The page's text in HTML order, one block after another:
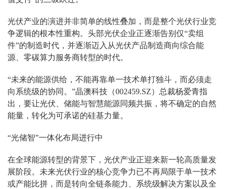
光伏产业的演进并非简单的线性叠加，而是整个光伏行业竞
争逻辑的根本性重构。头部光伏企业正逐渐告别仅“卖组
件”的制造时代，并逐渐迈入从光伏产品制造商向综合能
源、零碳算力服务商转型的时代。
“未来的能源供给，不能再靠单一技术单打独斗，而必须走
向系统级的协同。”晶澳科技（002459.SZ）总裁杨爱青指
出，要让光伏、储能与智慧能源同频共振，将不确定的自然
能量，转化为可承诺的硅基力量。
“光储智”一体化布局进行中
在全球能源转型的背景下，光伏产业正迎来新一轮高质量发
展阶段。未来光伏行业的核心竞争力已不再局限于单一技术
或产能比拼，而是转向全链条能力、系统级解决方案以及全